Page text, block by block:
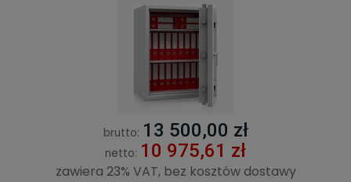
brutto: 13 500,00 zł
netto: 10 975,61 zł
zawiera 23% VAT, bez kosztów dostawy